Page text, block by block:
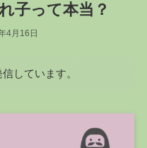
子って本当？
4月16日
しています。